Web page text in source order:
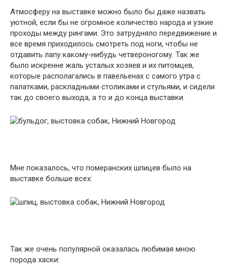
Атмосферу на выставке можно было бы даже назвать
уютной, если бы не огромное количество народа и узкие
проходы между рингами. Это затрудняло передвижение и
все время приходилось смотреть под ноги, чтобы не
отдавить лапу какому-нибудь четвероногому. Так же
было искренне жаль усталых хозяев и их питомцев,
которые располагались в павельенах с самого утра с
палатками, раскладными столиками и стульями, и сидели
так до своего выхода, а то и до конца выставки.
Мне показалось, что померанских шпицев было на
выставке больше всех:
Так же очень популярной оказалась любимая мною
порода хаски: